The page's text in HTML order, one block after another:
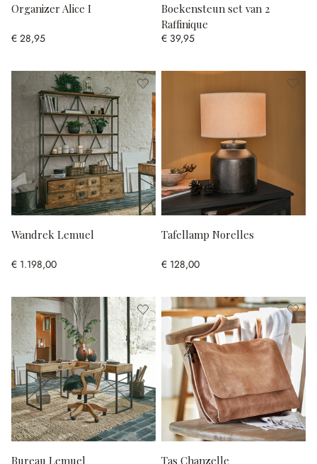
Organizer Alice I
€ 28,95
Boekensteun set van 2
Raffinique
€ 39,95
Wandrek Lemuel
€ 1.198,00
Tafellamp Norelles
€ 128,00
Bureau Lemuel Tas Chanzelle